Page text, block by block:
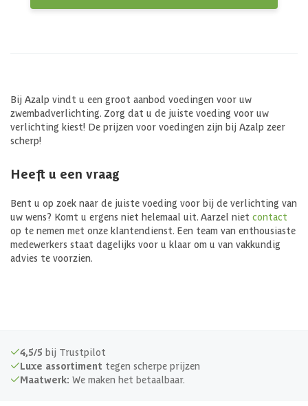
Bij Azalp vindt u een groot aanbod voedingen voor uw
zwembadverlichting. Zorg dat u de juiste voeding voor uw
verlichting kiest! De prijzen voor voedingen zijn bij Azalp zeer
scherp!
Heeft u een vraag
Bent u op zoek naar de juiste voeding voor bij de verlichting van
uw wens? Komt u ergens niet helemaal uit. Aarzel niet contact
op te nemen met onze klantendienst. Een team van enthousiaste
medewerkers staat dagelijks voor u klaar om u van vakkundig
advies te voorzien.
4,5/5 bij Trustpilot
Luxe assortiment tegen scherpe prijzen
Maatwerk: We maken het betaalbaar.